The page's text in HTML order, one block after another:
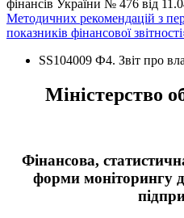
фінансів України № 476 від
Методичних рекомендацій з
показників фінансової
SS104009 Ф4. Звіт про
Міністерство
Фінансова,
форми моніторингу